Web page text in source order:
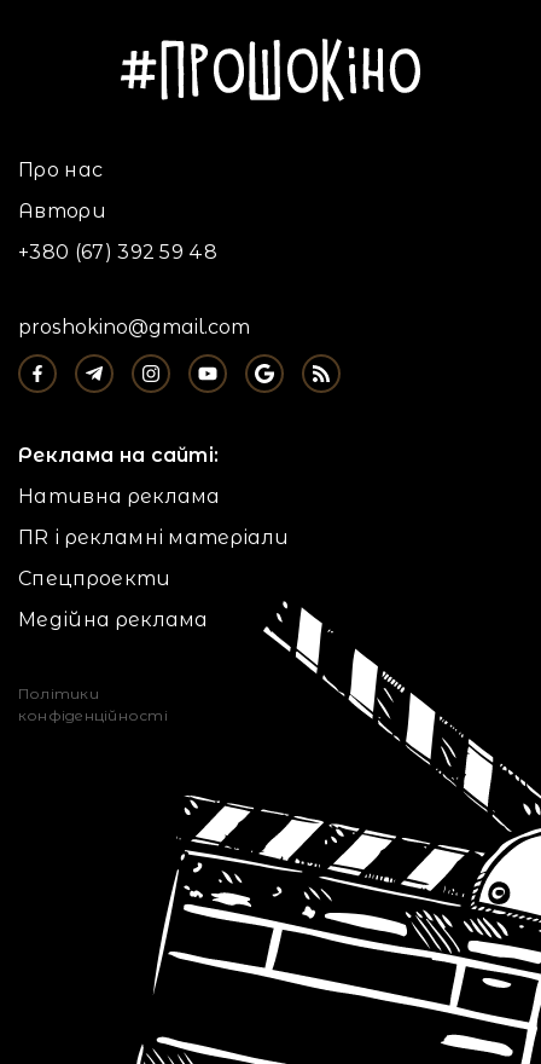
Про нас
Автори
+380 (67) 392 59 48
proshokino@gmail.com
Реклама на сайті:
Нативна реклама
ПR і рекламні матеріали
Спецпроекти
Медійна реклама
Політики
конфіденційності